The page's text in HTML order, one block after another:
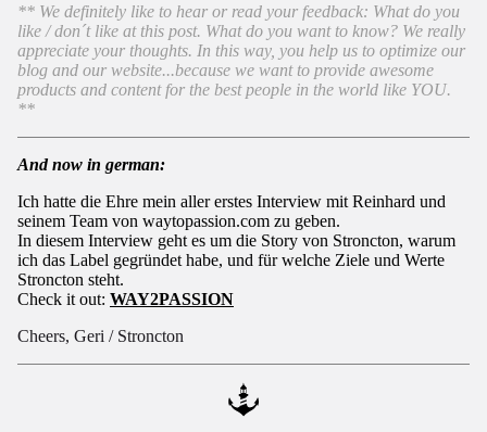
** We definitely like to hear or read your feedback: What do you
like / don´t like at this post. What do you want to know? We really
appreciate your thoughts. In this way, you help us to optimize our
blog and our website...because we want to provide awesome
products and content for the best people in the world like YOU.
**
And now in german:
Ich hatte die Ehre mein aller erstes Interview mit Reinhard und
seinem Team von waytopassion.com zu geben.
In diesem Interview geht es um die Story von Stroncton, warum
ich das Label gegründet habe, und für welche Ziele und Werte
Stroncton steht.
Check it out: WAY2PASSION
Cheers, Geri / Stroncton